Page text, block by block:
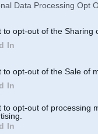
Data Processing Opt
to opt-out of the Sharing
In
to opt-out of the Sale of
In
to opt-out of processing
In